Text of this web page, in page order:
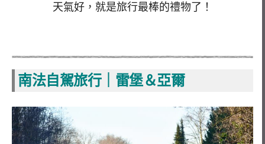
天氣好，就是旅行最棒的禮物了！
南法自駕旅行｜雷堡＆亞爾